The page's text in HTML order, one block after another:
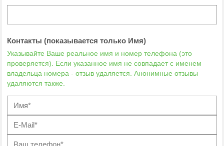
Контакты (показывается только Имя)
Указывайте Ваше реальное имя и номер телефона (это
проверяется). Если указанное имя не совпадает с именем
владельца номера - отзыв удаляется. Анонимные отзывы
удаляются также.